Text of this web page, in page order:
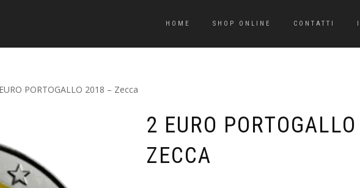
HOME SHOP ONLINE CONTATTI
PORTOGALLO 2018 – Zecca
2 EURO
ZECCA